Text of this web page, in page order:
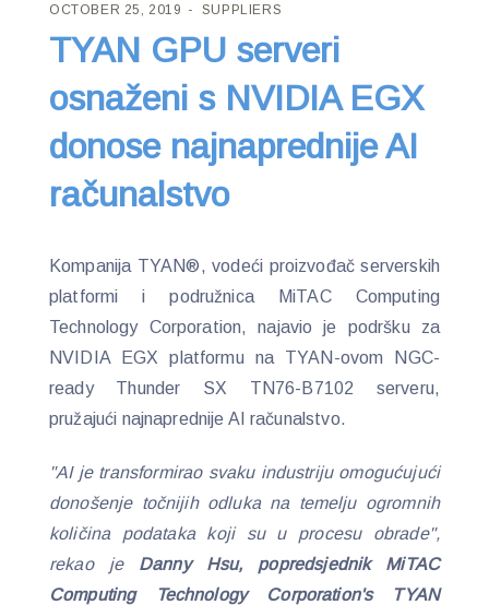
OCTOBER 25, 2019 SUPPLIERS
TYAN GPU serveri
osnaženi s NVIDIA EGX
donose najnaprednije AI
računalstvo
Kompanija TYAN®, vodeći proizvođač serverskih
platformi i podružnica MiTAC Computing
Technology Corporation, najavio je podršku za
NVIDIA EGX platformu na TYAN-ovom NGC-
ready Thunder SX TN76-B7102 serveru,
pružajući najnaprednije AI računalstvo.
"AI je transformirao svaku industriju omogućujući
donošenje točnijih odluka na temelju ogromnih
količina podataka koji su u procesu obrade",
rekao je Danny Hsu, popredsjednik MiTAC
Computing Technology Corporation's TYAN